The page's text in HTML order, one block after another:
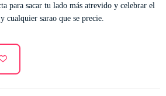
para sacar tu lado más atrevido y celebrar el
cualquier sarao que se precie.